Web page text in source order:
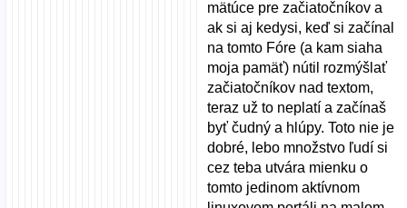
mätúce pre začiatočníkov a
ak si aj kedysi, keď si začínal
na tomto Fóre (a kam siaha
moja pamäť) nútil rozmýšlať
začiatočníkov nad textom,
teraz už to neplatí a začínaš
byť čudný a hlúpy. Toto nie je
dobré, lebo množstvo ľudí si
cez teba utvára mienku o
tomto jedinom aktívnom